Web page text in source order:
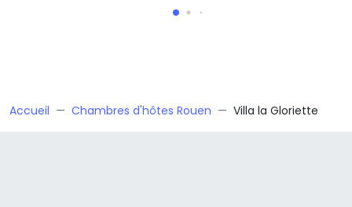
Accueil Chambres d'hôtes Rouen Villa la Gloriette